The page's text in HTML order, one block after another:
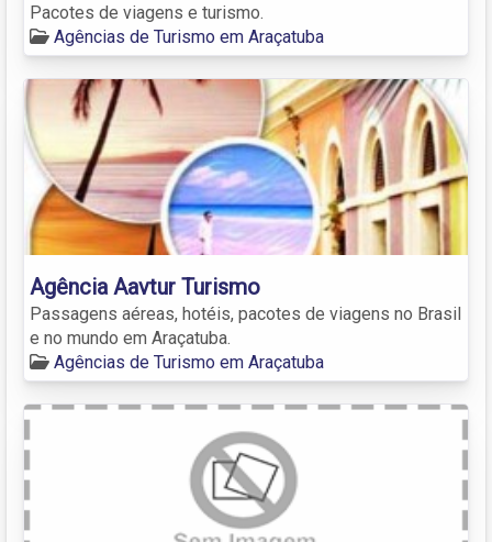
Pacotes de viagens e turismo.
Agências de Turismo em Araçatuba
Agência Aavtur Turismo
Passagens aéreas, hotéis, pacotes de viagens no Brasil
e no mundo em Araçatuba.
Agências de Turismo em Araçatuba